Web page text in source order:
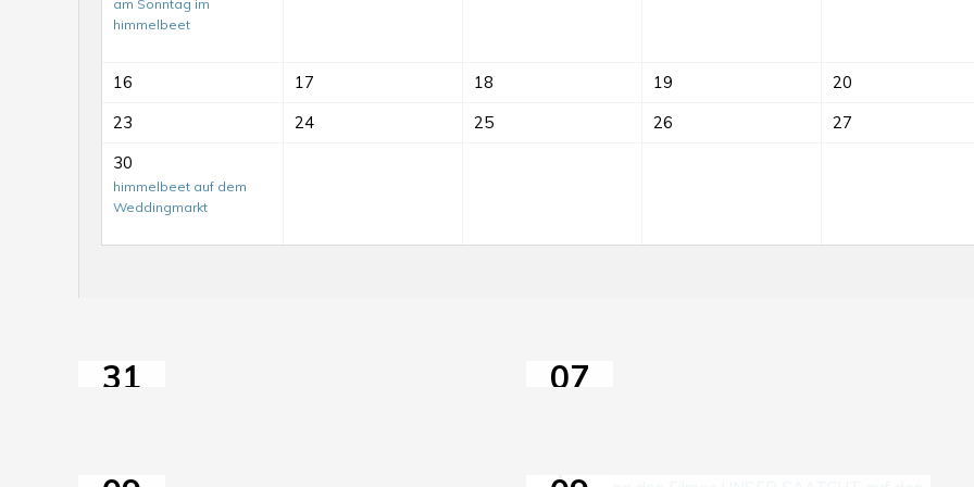
am Sonntag im
himmelbeet
16 17 18 19 20
23
24 25 26 27
30
himmelbeet auf dem
Weddingmarkt
31
Mit-
Mach-
07
GartenSprechstunde